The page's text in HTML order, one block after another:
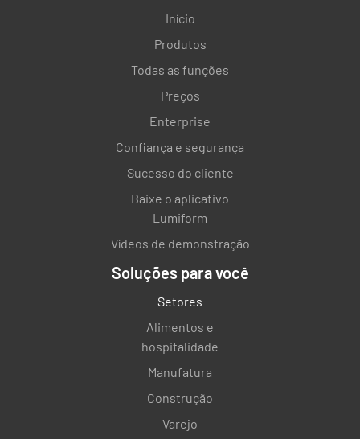
Início
Produtos
Todas as funções
Preços
Enterprise
Confiança e segurança
Sucesso do cliente
Baixe o aplicativo
Lumiform
Vídeos de demonstração
Soluções para você
Setores
Alimentos e
hospitalidade
Manufatura
Construção
Varejo